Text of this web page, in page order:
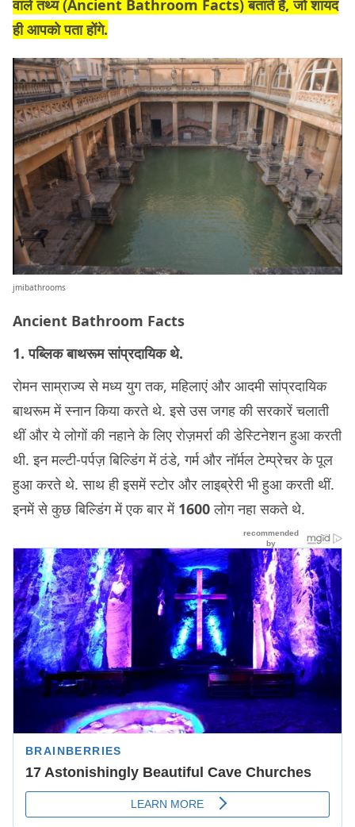
वाले तथ्य(Ancient Bathroom Facts)बताते हैं, जो शायद
ही आपको पता होंगे.
jmibathrooms
Ancient Bathroom Facts
1. पब्लिक बाथरूम सांप्रदायिक थे.
रोमन साम्राज्य से मध्य युग तक, महिलाएं और आदमी सांप्रदायिक
बाथरूम में स्नान किया करते थे. इसे उस जगह की सरकारें चलाती
थीं और ये लोगों की नहाने के लिए रोज़मर्रा की डेस्टिनेशन हुआ करती
थी. इन मल्टी-पर्पज़ बिल्डिंग में ठंडे, गर्म और नॉर्मल टेम्प्रेचर के पूल
हुआ करते थे. साथ ही इसमें स्टोर और लाइब्रेरी भी हुआ करती थीं.
इनमें से कुछ बिल्डिंग में एक बार में 1600लोग नहा सकते थे.